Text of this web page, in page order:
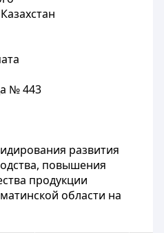
№ 443
развития
повышения
продукции
области на